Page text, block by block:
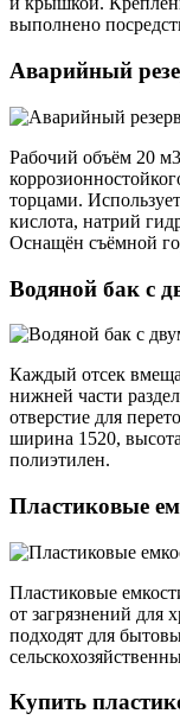
выполнено
Аварийный
Рабочий объём 20
торцами.
кислота, натрий
Оснащён съёмной
Водяной бак с
Каждый отсек
нижней части
отверстие для
ширина 1520,
полиэтилен.
Пластиковые
Пластиковые
от загрязнений для
подходят для
Купить